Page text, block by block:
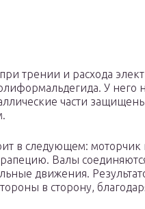
трении и расхода
У
части
в следующем:
трапецию. Валы
движения.
в сторону,